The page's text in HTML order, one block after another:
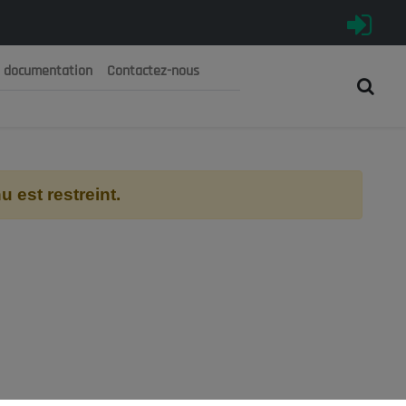
الجزائرية الديمقراطية الشعبية
documentation Contactez-nous
est restreint.